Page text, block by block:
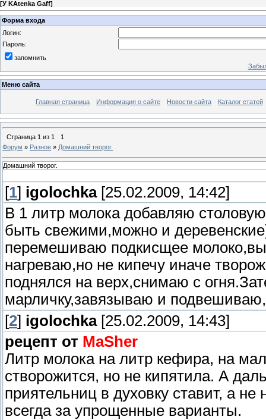
[У KAtenka Gaff]
Форма входа
Логин:
Пароль:
запомнить
Меню сайта
Главная страница Информация о сайте Новости сайта Каталог статей
Страница 1 из 1
1
Форум » Разное » Домашний творог.
Домашний творог.
[1] igolochka[25.02.2009, 14:42]
В 1 литр молока добавляю
быть свежими,можно и
перемешиваю подкисщее
нагреваю,но не кипечу иначе
поднялся на верх,снимаю с
марличку,завязываю и
[2] igolochka[25.02.2009, 14:43]
рецепт от MaSher
Литр молока на литр кефира, на
створожится, но не кипятила. А
приятельниц в духовку ставит, а не
всегда за упрощенные варианты.